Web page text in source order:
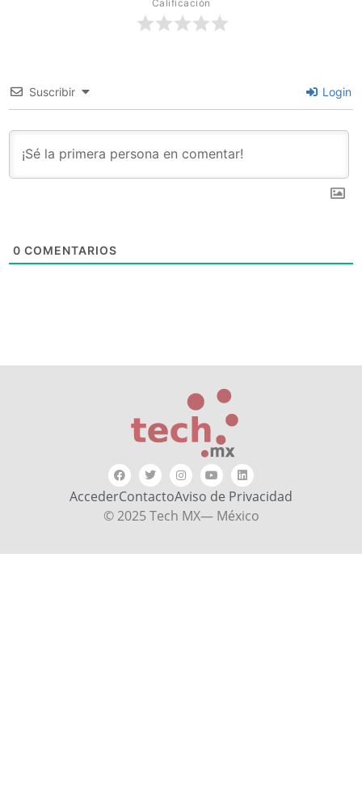
Calificación
Suscribir Login
0 COMENTARIOS
AccederContactoAviso de Privacidad
© 2025 Tech MX— México